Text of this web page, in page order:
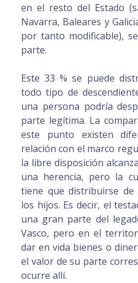
en el resto del Estado
Navarra, Baleares y
por tanto modificable),
parte.
Este 33 % se puede
todo tipo de
una persona podría
parte legítima. La
este punto existen
relación con el marco
la libre disposición
una herencia, pero la
tiene que distribuirse
los hijos. Es decir, el
una gran parte del
Vasco, pero en el
dar en vida bienes o
el valor de su parte
ocurre allí.